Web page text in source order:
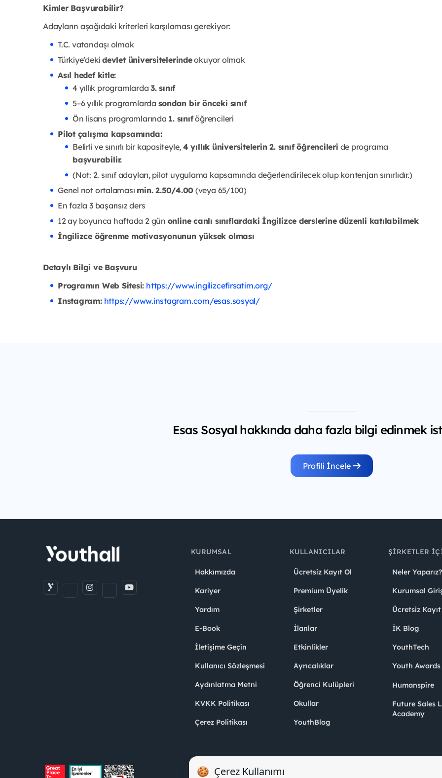
Kimler Başvurabilir?
Adayların aşağıdaki kriterleri karşılaması gerekiyor:
T.C. vatandaşı olmak
Türkiye’dekidevlet üniversitelerindeokuyor olmak
Asıl hedef kitle:
4 yıllık programlarda3. sınıf
5–6 yıllık programlarda sondan bir önceki sınıf
Ön lisans programlarında 1. sınıföğrencileri
Pilot çalışma kapsamında:
Belirli ve sınırlı bir kapasiteyle, 4 yıllık üniversitelerin 2. sınıf öğrencileri de programa
başvurabilir.
(Not: 2. sınıf adayları, pilot uygulama kapsamında değerlendirilecek olup kontenjan sınırlıdır.)
Genel not ortalaması min. 2.50/4.00 (veya 65/100)
En fazla 3 başarısız ders
12 ay boyunca haftada 2 gün online canlı sınıflardaki İngilizce derslerine düzenli katılabilmek
İngilizce öğrenme motivasyonunun yüksek olması
Detaylı Bilgi ve Başvuru
Programın Web Sitesi: https://www.ingilizcefirsatim.org/
Instagram: https://www.instagram.com/esas.sosyal/
Esas Sosyal hakkında daha fazla bilgi edinmek
Profili İncele
KURUMSAL
Hakkımızda
Kariyer
Yardım
E-Book
İletişime Geçin
Kullanıcı Sözleşmesi
Aydınlatma Metni
KVKK Politikası
Çerez Politikası
KULLANICILAR
Ücretsiz Kayıt Ol
Premium Üyelik
Şirketler
İlanlar
Etkinlikler
Ayrıcalıklar
Öğrenci Kulüpleri
Okullar
YouthBlog
ŞIRKETLER
Neler Yaparız?
Kurumsal
Ücretsiz Kayıt
İK Blog
YouthTech
Youth Awards
Humanspire
Future Sales
Academy